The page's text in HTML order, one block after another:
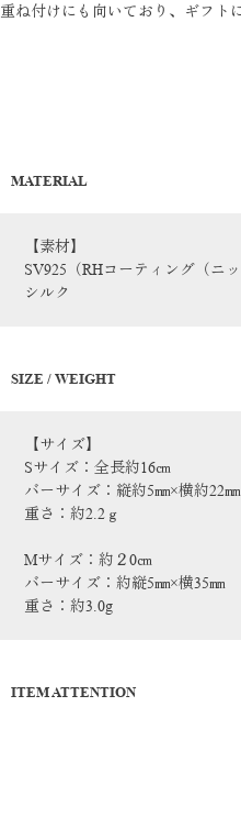
重ね付けにも向いており、ギフト
MATERIAL
【素材】
SV925（RHコーティング（ニ
シルク
SIZE / WEIGHT
【サイズ】
Sサイズ：全長約16㎝
バーサイズ：縦約5㎜×横約22㎜
重さ：約2.2ｇ
Mサイズ：約２0㎝
バーサイズ：約縦5㎜×横35㎜
重さ：約3.0g
ITEM ATTENTION